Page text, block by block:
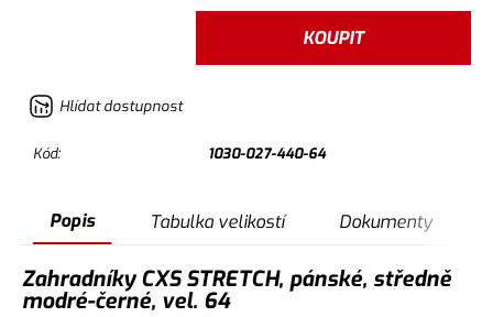
KOUPIT
Hlídat dostupnost
Kód: 1030-027-440-64
Popis Tabulka velikostí Dokumenty
Zahradníky CXS STRETCH, pánské, středně
modré-černé, vel. 64